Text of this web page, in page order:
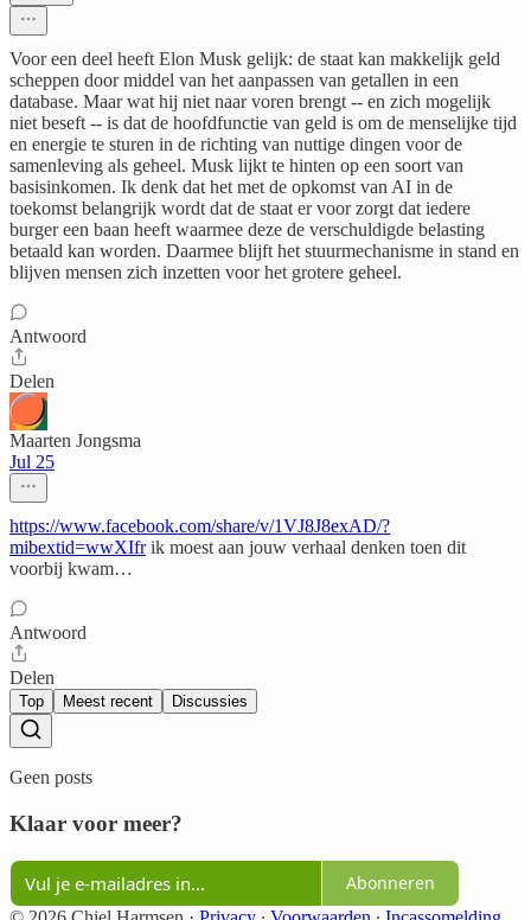
Voor een deel heeft Elon Musk gelijk: de staat kan makkelijk geld
scheppen door middel van het aanpassen van getallen in een
database. Maar wat hij niet naar voren brengt -- en zich mogelijk
niet beseft -- is dat de hoofdfunctie van geld is om de menselijke tijd
en energie te sturen in de richting van nuttige dingen voor de
samenleving als geheel. Musk lijkt te hinten op een soort van
basisinkomen. Ik denk dat het met de opkomst van AI in de
toekomst belangrijk wordt dat de staat er voor zorgt dat iedere
burger een baan heeft waarmee deze de verschuldigde belasting
betaald kan worden. Daarmee blijft het stuurmechanisme in stand en
blijven mensen zich inzetten voor het grotere geheel.
Antwoord
Delen
Maarten Jongsma
Jul 25
https://www.facebook.com/share/v/1VJ8J8exAD/?
mibextid=wwXIfrik moest aan jouw verhaal denken toen dit
voorbij kwam…
Antwoord
Delen
Top Meest recent Discussies
Geen posts
Klaar voor meer?
Abonneren